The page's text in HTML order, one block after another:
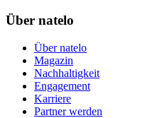
Über natelo
Über natelo
Magazin
Nachhaltigkeit
Engagement
Karriere
Partner werden